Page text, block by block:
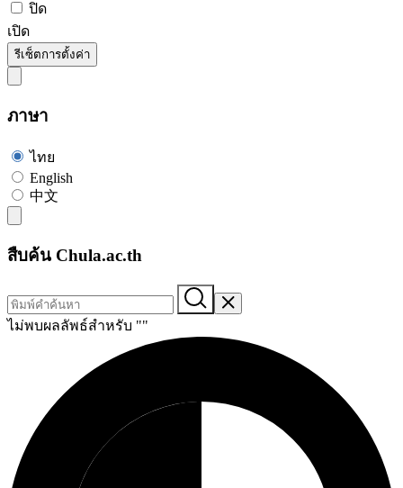
ปิด
เปิด
รีเซ็ตการตั้งค่า
ภาษา
ไทย
English
中文
สืบค้น Chula.ac.th
ไม่พบผลลัพธ์สำหรับ ""